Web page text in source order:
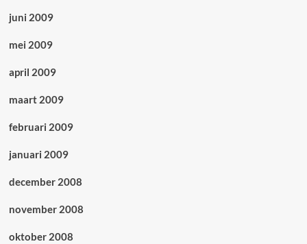
juni 2009
mei 2009
april 2009
maart 2009
februari 2009
januari 2009
december 2008
november 2008
oktober 2008